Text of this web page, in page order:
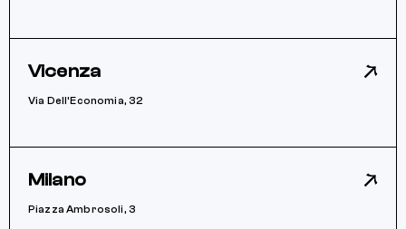
Vicenza
Via Dell’Economia, 32
Milano
Piazza Ambrosoli, 3